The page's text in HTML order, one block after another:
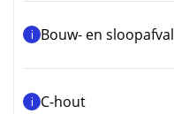
i Bouw- en sloopafval
i C-hout